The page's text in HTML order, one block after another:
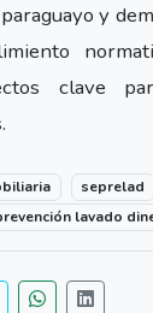
y
clave
seprelad
lavado